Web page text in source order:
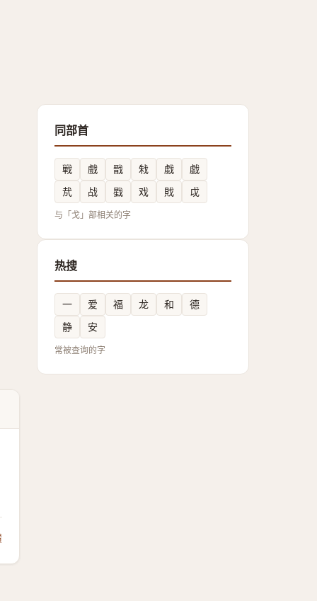
同部首
戦 戲 戩 㦵 戱
戯
㢤
战 戥 戏 戝 戉
与「戈」部相关的字
热搜
一 爱 福 龙 和
德
静
安
常被查询的字